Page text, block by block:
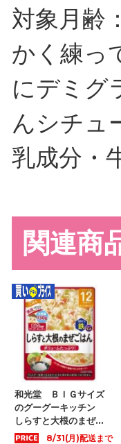
対象月齢
かく練っ
にデミグ
んシチュ
乳成分・
関連商
和光堂 ＢＩＧサイズ
のグーグーキッチン
しらすと大根のまぜ...
8/31(月)配送まで